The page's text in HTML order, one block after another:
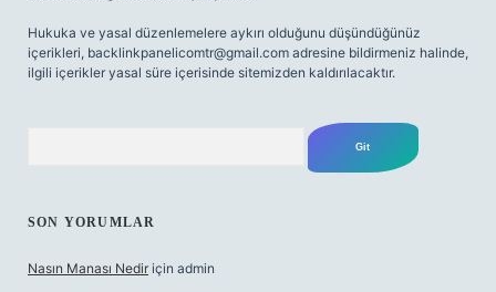
Hukuka ve yasal düzenlemelere aykırı olduğunu düşündüğünüz
içerikleri, backlinkpanelicomtr@gmail.com adresine bildirmeniz halinde,
ilgili içerikler yasal süre içerisinde sitemizden kaldırılacaktır.
SON YORUMLAR
Nasın Manası Nedir için admin